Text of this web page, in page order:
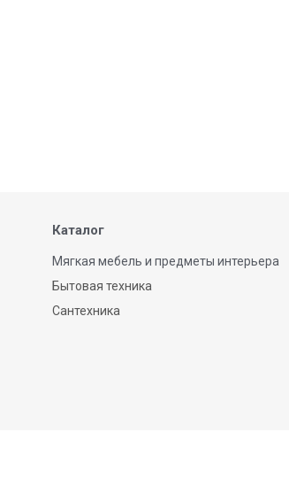
Каталог
Мягкая мебель и предметы интерьера
Бытовая техника
Сантехника